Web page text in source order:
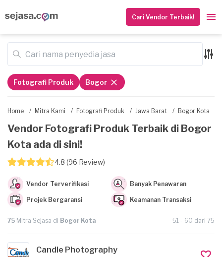
Cari Vendor Terbaik!
Home / Mitra Kami / Fotografi Produk / Jawa Barat / Bogor Kota
Vendor Fotografi Produk Terbaik di Bogor
Kota ada di sini!
4.8 (96 Review)
Vendor Terverifikasi Banyak Penawaran
Projek Bergaransi Keamanan Transaksi
75 Mitra Sejasa di Bogor Kota 51 - 60 dari 75
Fotografi Produk Bogor
Candle Photography